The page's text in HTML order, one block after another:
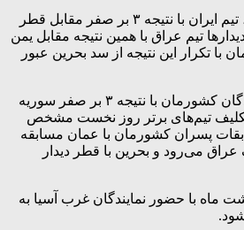
در دیدار‌های بخش پسران، تیم ایران با نتیجه ۳ بر صفر مقابل قطر
تیم عراق با همین نتیجه مقابل یمن
تکرار این نتیجه از سد بحرین عبور
در بخش دختران نیز نمایندگان کشورمان با نتیجه ۳ بر صفر سوریه
تکلیف تیم‌های برتر روز نخست مشخص
پسران کشورمان با عمان مسابقه
می‌رود و بحرین با قطر دیدار
تا ۱۵ اردیبهشت ماه با حضور نمایندگان غرب آسیا به